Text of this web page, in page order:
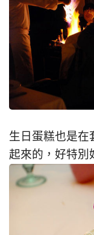
生日蛋糕也是在
起來的，好特別